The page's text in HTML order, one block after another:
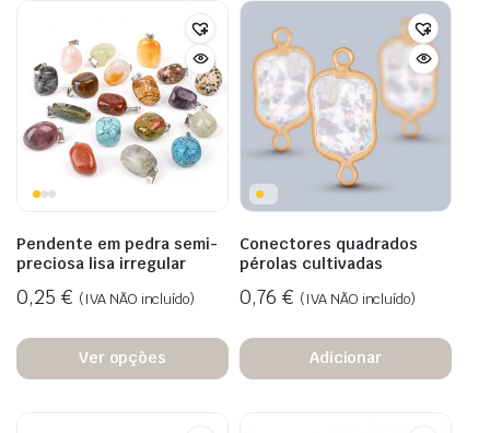
Pendente em pedra semi-
preciosa lisa irregular
0,25 € (IVA NÃO incluído)
Ver opções
Conectores quadrados
pérolas cultivadas
0,76 € (IVA NÃO incluído)
Adicionar